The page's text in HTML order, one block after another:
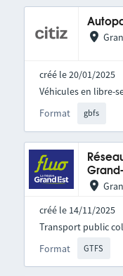
créé le 20/01/2025
Format gbfs
Véhicules en libre-
créé le 14/11/2025
Format GTFS
Transport public